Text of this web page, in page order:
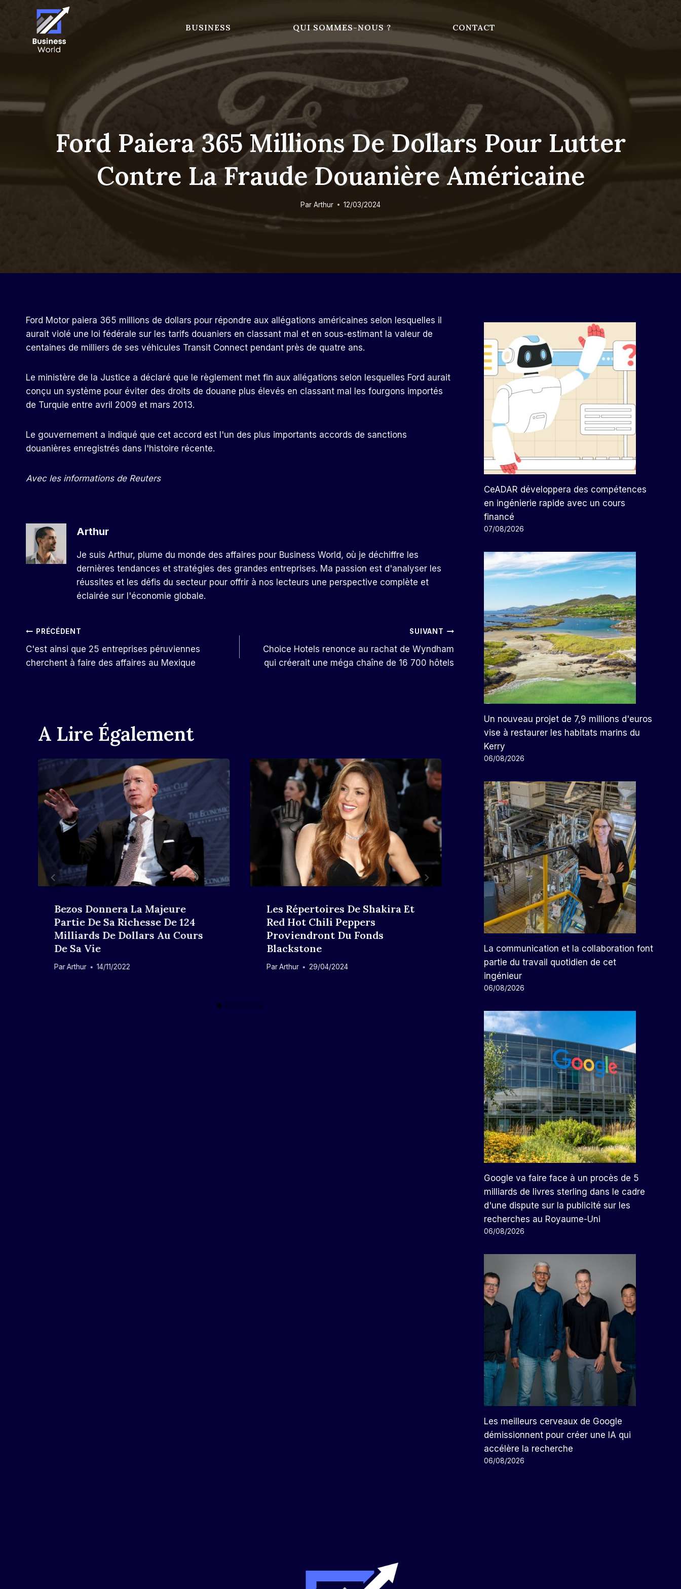
BUSINESS QUI SOMMES-NOUS ? CONTACT
Ford Paiera 365 Millions De Dollars Pour Lutter
Contre La Fraude Douanière Américaine
Par Arthur 12/03/2024
Ford Motor paiera 365 millions de dollars pour répondre aux allégations américaines selon lesquelles il
aurait violé une loi fédérale sur les tarifs douaniers en classant mal et en sous-estimant la valeur de
centaines de milliers de ses véhicules Transit Connect pendant près de quatre ans.
Le ministère de la Justice a déclaré que le règlement met fin aux allégations selon lesquelles Ford aurait
conçu un système pour éviter des droits de douane plus élevés en classant mal les fourgons importés
de Turquie entre avril 2009 et mars 2013.
Le gouvernement a indiqué que cet accord est l'un des plus importants accords de sanctions
douanières enregistrés dans l'histoire récente.
Avec les informations de Reuters
Arthur
Je suis Arthur, plume du monde des affaires pour Business World, où je déchiffre les
dernières tendances et stratégies des grandes entreprises. Ma passion est d'analyser les
réussites et les défis du secteur pour offrir à nos lecteurs une perspective complète et
éclairée sur l'économie globale.
Navigation
De
PRÉCÉDENT
C'est ainsi que 25 entreprises péruviennes
cherchent à faire des affaires au Mexique
SUIVANT
Choice Hotels renonce au rachat de Wyndham
qui créerait une méga chaîne de 16 700 hôtels
A Lire Également
Bezos Donnera La Majeure
Partie De Sa Richesse De 124
Milliards De Dollars Au Cours
De Sa Vie
ParArthur 14/11/2022
Les Répertoires De Shakira Et
Red Hot Chili Peppers
Proviendront Du Fonds
Blackstone
Par Arthur 29/04/2024
Le Changement De Marque En
X Entraîne La Vente De
Mobilier De Bureau
ParArthur 11/08/2023
CeADAR développera des compétences
en ingénierie rapide avec un cours
financé
07/08/2026
Un nouveau projet de 7,9 millions d'euros
vise à restaurer les habitats marins du
Kerry
06/08/2026
La communication et la collaboration font
partie du travail quotidien de cet
ingénieur
06/08/2026
Google va faire face à un procès de 5
milliards de livres sterling dans le cadre
d'une dispute sur la publicité sur les
recherches au Royaume-Uni
06/08/2026
Les meilleurs cerveaux de Google
démissionnent pour créer une IA qui
accélère la recherche
06/08/2026